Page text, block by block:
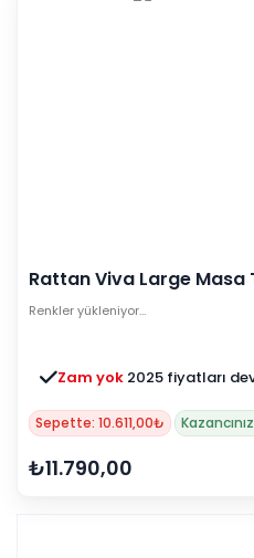
Rattan Viva Large Masa
Renkler yükleniyor…
Zam yok 2025 fiyatları
Sepette: 10.611,00₺
₺11.790,00